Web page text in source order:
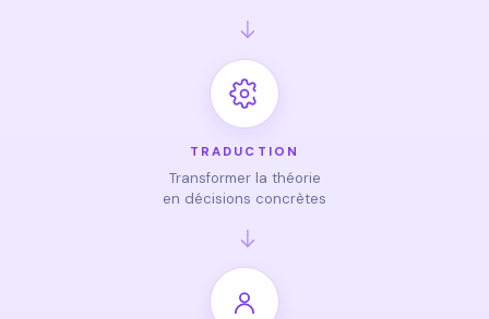
TRADUCTION
Transformer la théorie
en décisions concrètes